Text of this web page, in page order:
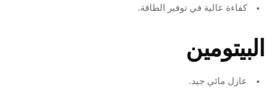
كفاءة عالية في توفير الطاقة.
البيتومين
عازل مائي جيد.